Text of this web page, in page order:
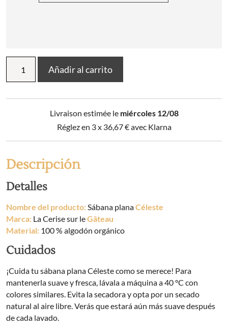
plana
Céleste
Añadir al carrito
Livraison estimée le miércoles 12/08
Réglez en 3 x 36,67€avec Klarna
Descripción
Detalles
Nombre del producto:Sábana planaCéleste
Marca: La Cerise sur leGâteau
Material: 100 % algodón orgánico
Cuidados
¡Cuida tu sábana plana Céleste como se merece! Para
mantenerla suave y fresca, lávala a máquina a 40 °C con
colores similares. Evita la secadora y opta por un secado
natural al aire libre. Verás que estará aún más suave después
de cada lavado.